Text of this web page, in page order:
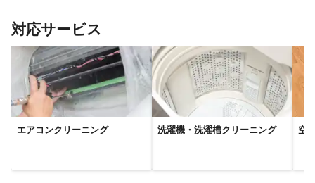
対応サービス
エアコンクリーニング 洗濯機・洗濯槽クリーニング 空